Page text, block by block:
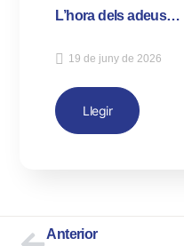
L’hora dels adeus…
19 de juny de 2026
Llegir
Anterior